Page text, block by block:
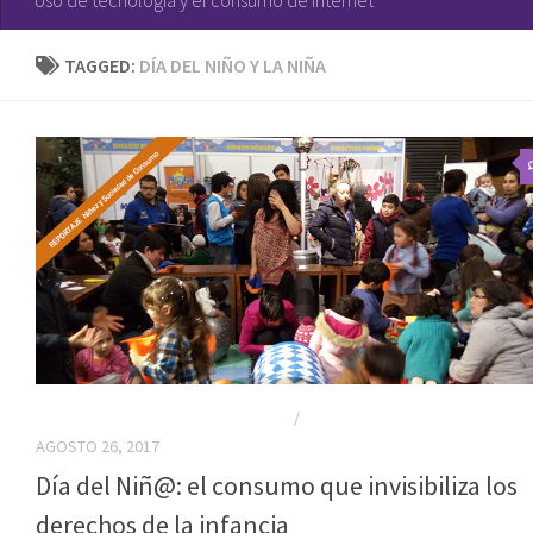
TAGGED: DÍA DEL NIÑO Y LA NIÑA
/
AGOSTO 26, 2017
Día del Niñ@: el consumo que invisibiliza los
derechos de la infancia